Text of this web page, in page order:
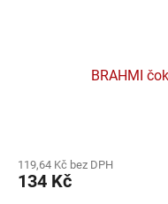
BRAHMI
119,64 Kč bez DPH
134 Kč